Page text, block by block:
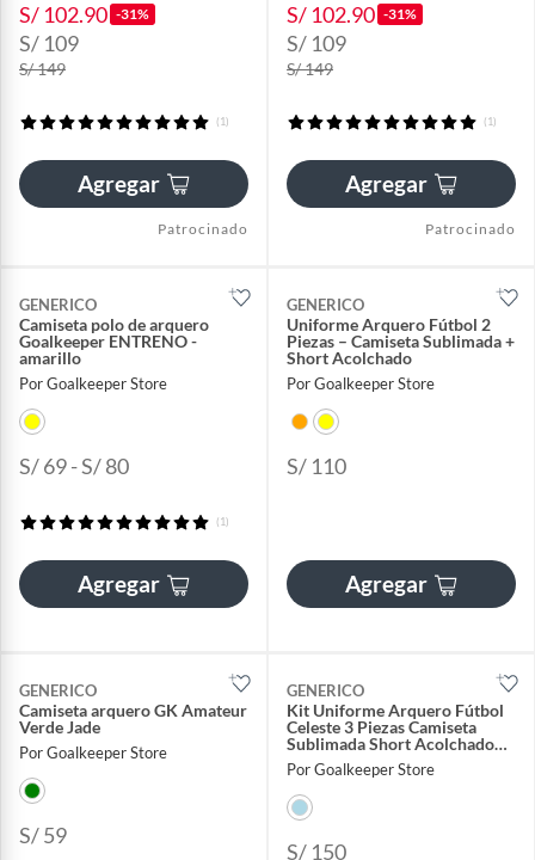
S/ 102.90 -31%
S/ 109
S/ 149
(1)
Agregar
Patrocinado
S/ 102.90 -31%
S/ 109
S/ 149
(1)
Agregar
Patrocinado
GENERICO
Camiseta polo de arquero
Goalkeeper ENTRENO -
amarillo
Por Goalkeeper Store
S/ 69 - S/ 80
(1)
Agregar
GENERICO
Uniforme Arquero Fútbol 2
Piezas – Camiseta Sublimada +
Short Acolchado
Por Goalkeeper Store
S/ 110
Agregar
GENERICO
Camiseta arquero GK Amateur
Verde Jade
Por Goalkeeper Store
S/ 59
GENERICO
Kit Uniforme Arquero Fútbol
Celeste 3 Piezas Camiseta
Sublimada Short Acolchado
Medias
Por Goalkeeper Store
S/ 150